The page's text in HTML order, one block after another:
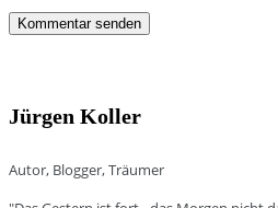
Jürgen Koller
Autor, Blogger, Träumer